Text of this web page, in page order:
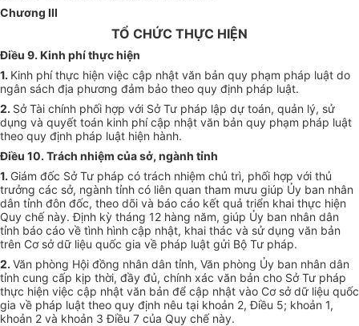
Chương III
TỔ CHỨC THỰC HIỆN
Điều 9. Kinh phí thực hiện
1. Kinh phí thực hiện việc cập nhật văn bản quy phạm pháp luật do
ngân sách địa phương đảm bảo theo quy định pháp luật.
2. Sở Tài chính phối hợp với Sở Tư pháp lập dự toán, quản lý, sử
dụng và quyết toán kinh phí cập nhật văn bản quy phạm pháp luật
theo quy định pháp luật hiện hành.
Điều 10. Trách nhiệm của sở, ngành tỉnh
1. Giám đốc Sở Tư pháp có trách nhiệm chủ trì, phối hợp với thủ
trưởng các sở, ngành tỉnh có liên quan tham mưu giúp Ủy ban nhân
dân tỉnh đôn đốc, theo dõi và báo cáo kết quả triển khai thực hiện
Quy chế này. Định kỳ tháng 12 hàng năm, giúp Ủy ban nhân dân
tỉnh báo cáo về tình hình cập nhật, khai thác và sử dụng văn bản
trên Cơ sở dữ liệu quốc gia về pháp luật gửi Bộ Tư pháp.
2. Văn phòng Hội đồng nhân dân tỉnh, Văn phòng Ủy ban nhân dân
tỉnh cung cấp kịp thời, đầy đủ, chính xác văn bản cho Sở Tư pháp
thực hiện việc cập nhật văn bản để cập nhật vào Cơ sở dữ liệu quốc
gia về pháp luật theo quy định nêu tại khoản 2, Điều 5; khoản 1,
khoản 2 và khoản 3 Điều 7 của Quy chế này.